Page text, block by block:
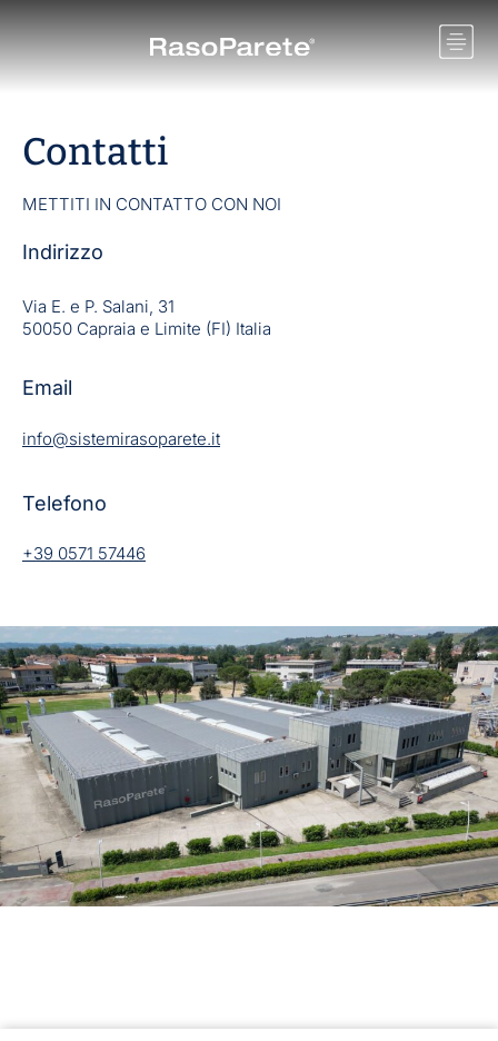
Contatti
METTITI IN CONTATTO CON NOI
Indirizzo
Via E. e P. Salani, 31
50050 Capraia e Limite (FI) Italia
Email
info@sistemirasoparete.it
Telefono
+39 0571 57446